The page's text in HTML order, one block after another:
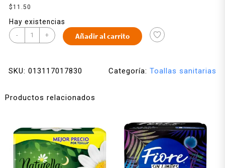
$ 11.50
Hay existencias
- + Añadir al carrito
SKU: 013117017830 Categoría: Toallas sanitarias
Productos relacionados